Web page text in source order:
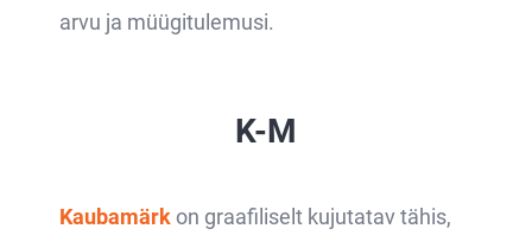
arvu ja müügitulemusi.
K-M
Kaubamärkon graafiliselt kujutatav tähis,